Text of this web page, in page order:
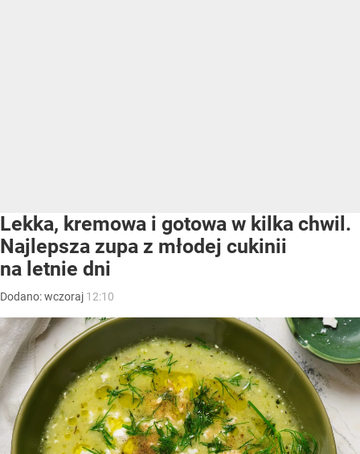
Lekka, kremowa i gotowa w kilka chwil.
Najlepsza zupa z młodej cukinii
na letnie dni
Dodano:wczoraj 12:10